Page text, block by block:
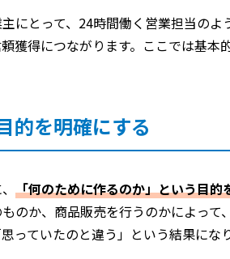
にとって、24時間働く営業担当の
獲得につながります。ここでは基本
的を明確にする
「何のために作るのか」という目的
のか、商品販売を行うのかによっ
っていたのと違う」という結果にな